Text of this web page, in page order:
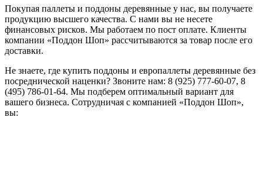
Покупая паллеты и поддоны деревянные у нас, вы получаете
продукцию высшего качества. С нами вы не несете
финансовых рисков. Мы работаем по пост оплате. Клиенты
компании «Поддон Шоп» рассчитываются за товар после его
доставки.
Не знаете, где купить поддоны и европаллеты деревянные без
посреднической наценки? Звоните нам: 8 (925) 777-60-07, 8
(495) 786-01-64. Мы подберем оптимальный вариант для
вашего бизнеса. Сотрудничая с компанией «Поддон Шоп»,
вы: